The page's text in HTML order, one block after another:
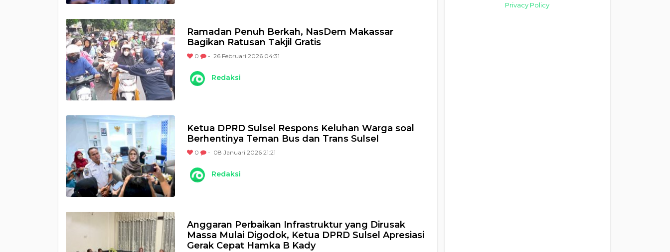
Ramadan Penuh Berkah, NasDem Makassar
Bagikan Ratusan Takjil Gratis
0 - 26 Februari 2026 04:31
Redaksi
Ketua DPRD Sulsel Respons Keluhan Warga soal
Berhentinya Teman Bus dan Trans Sulsel
0 - 08 Januari 2026 21:21
Redaksi
Anggaran Perbaikan Infrastruktur yang Dirusak
Massa Mulai Digodok, Ketua DPRD Sulsel Apresiasi
Gerak Cepat Hamka B Kady
Privacy Policy